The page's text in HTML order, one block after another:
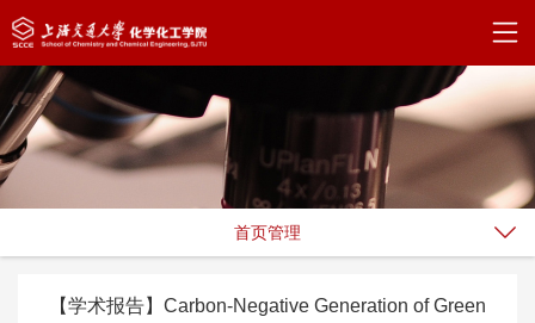
首页管理
【学术报告】Carbon-Negative Generation of Green